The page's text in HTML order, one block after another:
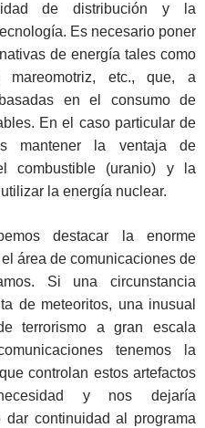
de distribución y la
Es necesario poner
de energía tales como
mareomotriz, etc., que, a
en el consumo de
En el caso particular de
mantener la ventaja de
combustible (uranio) y la
la energía nuclear.
destacar la enorme
área de comunicaciones de
Si una circunstancia
de meteoritos, una inusual
terrorismo a gran escala
tenemos la
controlan estos artefactos
y nos dejaría
dar continuidad al programa